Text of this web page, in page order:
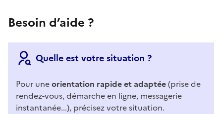
Besoin d’aide ?
Quelle est votre situation ?
Pour uneorientation rapide et adaptée(prise de
rendez-vous, démarche en ligne, messagerie
instantanée...), précisez votre situation.